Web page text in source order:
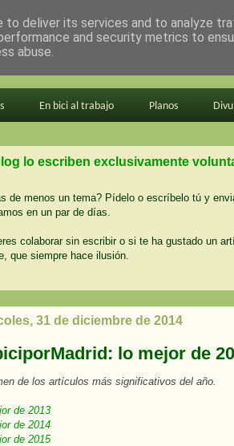
En bici al trabajo Planos
lo escriben exclusivamente
de menos un tema? Pídelo o escríbelo tú y
en un par de días.
colaborar sin escribir o si te ha gustado un
que siempre hace ilusión.
31 de diciembre de 2014
lo mejor de
de los artículos más significativos del año.
de 2013
de 2014
de 2015
deliver its services and to analyze
and security metrics to
abuse.